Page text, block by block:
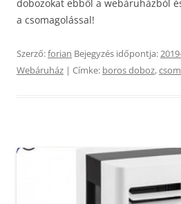
dobozokat ebből a webáruházból
a csomagolással!
Szerző:forian Bejegyzés időpontja:
Webáruház | Címke: boros doboz,